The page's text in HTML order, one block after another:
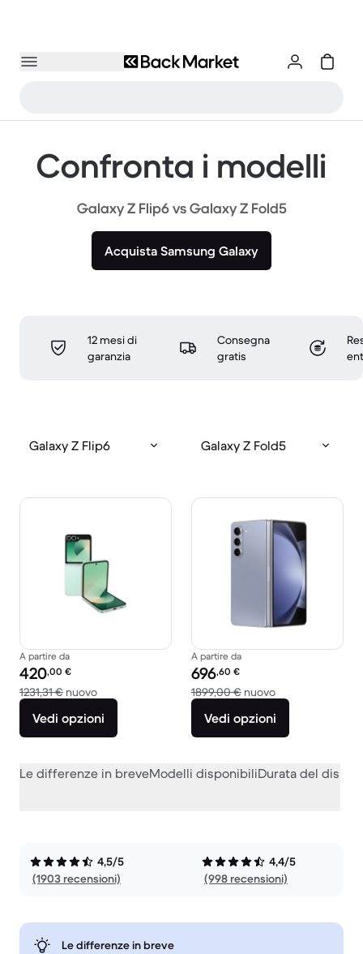
Confronta i modelli
Galaxy Z Flip6 vs Galaxy Z Fold5
Acquista Samsung Galaxy
12 mesi di
garanzia
Consegna
gratis
Galaxy Z Flip6 Galaxy Z Fold5
A partire da
Prezzo del ricondizionato:
420,00 €
1231,31 € nuovoRispetto a 1231,31 € del nuovo
Vedi opzioni
A partire da
Prezzo del ricondizionato:
696,60 €
1899,00 € nuovoRispetto a
Vedi opzioni
Le differenze in breveModelli disponibiliDurata del
4,5/5
(1903 recensioni)
4,4/5
(998 recensioni)
Le differenze in breve